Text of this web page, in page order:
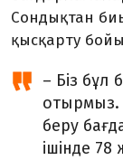
Сондықтан
қыс­қарту
– Біз бұл
отырмыз.
беру
ішінде